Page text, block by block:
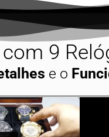
9
e o